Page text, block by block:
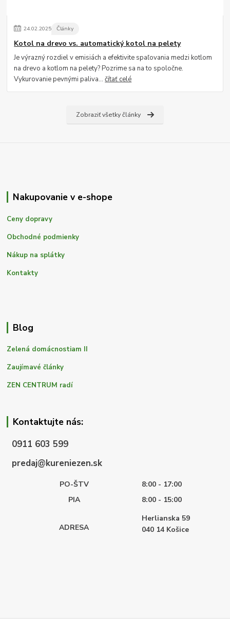
24.02.2025 Články
Kotol na drevo vs. automatický kotol na pelety
Je výrazný rozdiel v emisiách a efektivite spaľovania medzi kotlom
na drevo a kotlom na pelety? Pozrime sa na to spoločne.
Vykurovanie pevnými paliva...čítať celé
Zobraziť všetky články
Nakupovanie v e-shope
Ceny dopravy
Obchodné podmienky
Nákup na splátky
Kontakty
Blog
Zelená domácnostiam II
Zaujímavé články
ZEN CENTRUM radí
Kontaktujte nás:
0911 603 599
predaj@kureniezen.sk
PO-ŠTV
8:00 - 17:00
PIA
8:00 - 15:00
ADRESA
Herlianska 59
040 14 Košice